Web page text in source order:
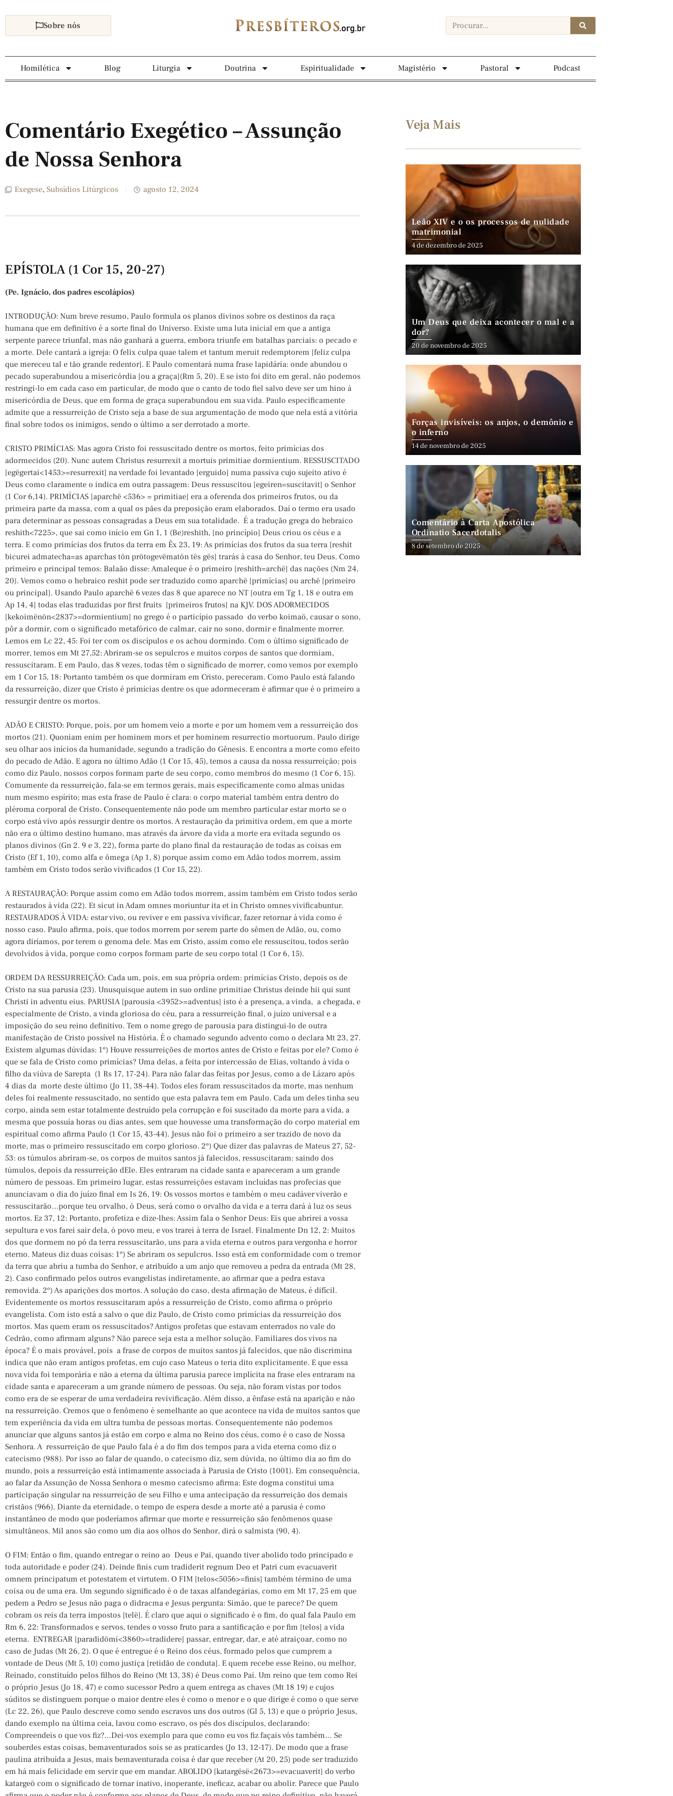
Sobre nós
Homilética Blog Liturgia Doutrina Espiritualidade Magistério Pastoral Podcast
Comentário Exegético – Assunção
de Nossa Senhora
Exegese, Subsídios Litúrgicos agosto 12, 2024
EPÍSTOLA (1 Cor 15, 20-27)
(Pe. Ignácio, dos padres escolápios)
INTRODUÇÃO: Num breve resumo, Paulo formula os planos divinos sobre os destinos da raça
humana que em definitivo é a sorte final do Universo. Existe uma luta inicial em que a antiga
serpente parece triunfal, mas não ganhará a guerra, embora triunfe em batalhas parciais: o pecado e
a morte. Dele cantará a igreja: O felix culpa quae talem et tantum meruit redemptorem [feliz culpa
que mereceu tal e tão grande redentor]. E Paulo comentará numa frase lapidária: onde abundou o
pecado superabundou a misericórdia [ou a graça](Rm 5, 20). E se isto foi dito em geral, não podemos
restringi-lo em cada caso em particular, de modo que o canto de todo fiel salvo deve ser um hino à
misericórdia de Deus, que em forma de graça superabundou em sua vida. Paulo especificamente
admite que a ressurreição de Cristo seja a base de sua argumentação de modo que nela está a vitória
final sobre todos os inimigos, sendo o último a ser derrotado a morte.
CRISTO PRIMÍCIAS: Mas agora Cristo foi ressuscitado dentre os mortos, feito primícias dos
adormecidos (20). Nunc autem Christus resurrexit a mortuis primitiae dormientium. RESSUSCITADO
[egëgertai<1453>=resurrexit] na verdade foi levantado [erguido] numa passiva cujo sujeito ativo é
Deus como claramente o indica em outra passagem: Deus ressuscitou [egeiren=suscitavit] o Senhor
(1 Cor 6,14). PRIMÍCIAS [aparchë <536> = primitiae] era a oferenda dos primeiros frutos, ou da
primeira parte da massa, com a qual os pães da preposição eram elaborados. Daí o termo era usado
para determinar as pessoas consagradas a Deus em sua totalidade. É a tradução grega do hebraico
reshith<7225>, que sai como início em Gn 1, 1 (Be)reshith, [no princípio] Deus criou os céus e a
terra. E como primícias dos frutos da terra em Êx 23, 19: As primícias dos frutos da sua terra [reshit
bicurei admatecha=as aparchas tön prötogevëmatön tës gës] trarás à casa do Senhor, teu Deus. Como
primeiro e principal temos: Balaão disse: Amaleque é o primeiro [reshith=archë] das nações (Nm 24,
20). Vemos como o hebraico reshit pode ser traduzido como aparchë [primícias] ou archë [primeiro
ou principal]. Usando Paulo aparchë 6 vezes das 8 que aparece no NT [outra em Tg 1, 18 e outra em
Ap 14, 4] todas elas traduzidas por first fruits [primeiros frutos] na KJV. DOS ADORMECIDOS
[kekoimënön<2837>=dormientium] no grego é o particípio passado do verbo koimaö, causar o sono,
pôr a dormir, com o significado metafórico de calmar, cair no sono, dormir e finalmente morrer.
Lemos em Lc 22, 45: Foi ter com os discípulos e os achou dormindo. Com o último significado de
morrer, temos em Mt 27,52: Abriram-se os sepulcros e muitos corpos de santos que dormiam,
ressuscitaram. E em Paulo, das 8 vezes, todas têm o significado de morrer, como vemos por exemplo
em 1 Cor 15, 18: Portanto também os que dormiram em Cristo, pereceram. Como Paulo está falando
da ressurreição, dizer que Cristo é primícias dentre os que adormeceram é afirmar que é o primeiro a
ressurgir dentre os mortos.
ADÃO E CRISTO: Porque, pois, por um homem veio a morte e por um homem vem a ressurreição dos
mortos (21). Quoniam enim per hominem mors et per hominem resurrectio mortuorum. Paulo dirige
seu olhar aos inícios da humanidade, segundo a tradição do Gênesis. E encontra a morte como efeito
do pecado de Adão. E agora no último Adão (1 Cor 15, 45), temos a causa da nossa ressurreição; pois
como diz Paulo, nossos corpos formam parte de seu corpo, como membros do mesmo (1 Cor 6, 15).
Comumente da ressurreição, fala-se em termos gerais, mais especificamente como almas unidas
num mesmo espírito; mas esta frase de Paulo é clara: o corpo material também entra dentro do
pléroma corporal de Cristo. Consequentemente não pode um membro particular estar morto se o
corpo está vivo após ressurgir dentre os mortos. A restauração da primitiva ordem, em que a morte
não era o último destino humano, mas através da árvore da vida a morte era evitada segundo os
planos divinos (Gn 2. 9 e 3, 22), forma parte do plano final da restauração de todas as coisas em
Cristo (Ef 1, 10), como alfa e ômega (Ap 1, 8) porque assim como em Adão todos morrem, assim
também em Cristo todos serão vivificados (1 Cor 15, 22).
A RESTAURAÇÃO: Porque assim como em Adão todos morrem, assim também em Cristo todos serão
restaurados à vida (22). Et sicut in Adam omnes moriuntur ita et in Christo omnes vivificabuntur.
RESTAURADOS À VIDA: estar vivo, ou reviver e em passiva vivificar, fazer retornar à vida como é
nosso caso. Paulo afirma, pois, que todos morrem por serem parte do sêmen de Adão, ou, como
agora diríamos, por terem o genoma dele. Mas em Cristo, assim como ele ressuscitou, todos serão
devolvidos à vida, porque como corpos formam parte de seu corpo total (1 Cor 6, 15).
ORDEM DA RESSURREIÇÃO: Cada um, pois, em sua própria ordem: primícias Cristo, depois os de
Cristo na sua parusia (23). Unusquisque autem in suo ordine primitiae Christus deinde hii qui sunt
Christi in adventu eius. PARUSIA [parousia <3952>=adventus] isto é a presença, a vinda, a chegada, e
especialmente de Cristo, a vinda gloriosa do céu, para a ressurreição final, o juízo universal e a
imposição do seu reino definitivo. Tem o nome grego de parousia para distingui-lo de outra
manifestação de Cristo possível na História. É o chamado segundo advento como o declara Mt 23, 27.
Existem algumas dúvidas: 1º) Houve ressurreições de mortos antes de Cristo e feitas por ele? Como é
que se fala de Cristo como primícias? Uma delas, a feita por intercessão de Elias, voltando à vida o
filho da viúva de Sarepta (1 Rs 17, 17-24). Para não falar das feitas por Jesus, como a de Lázaro após
4 dias da morte deste último (Jo 11, 38-44). Todos eles foram ressuscitados da morte, mas nenhum
deles foi realmente ressuscitado, no sentido que esta palavra tem em Paulo. Cada um deles tinha seu
corpo, ainda sem estar totalmente destruído pela corrupção e foi suscitado da morte para a vida, a
mesma que possuía horas ou dias antes, sem que houvesse uma transformação do corpo material em
espiritual como afirma Paulo (1 Cor 15, 43-44). Jesus não foi o primeiro a ser trazido de novo da
morte, mas o primeiro ressuscitado em corpo glorioso. 2º) Que dizer das palavras de Mateus 27, 52-
53: os túmulos abriram-se, os corpos de muitos santos já falecidos, ressuscitaram: saindo dos
túmulos, depois da ressurreição dEle. Eles entraram na cidade santa e apareceram a um grande
número de pessoas. Em primeiro lugar, estas ressurreições estavam incluídas nas profecias que
anunciavam o dia do juízo final em Is 26, 19: Os vossos mortos e também o meu cadáver viverão e
ressuscitarão…porque teu orvalho, ó Deus, será como o orvalho da vida e a terra dará à luz os seus
mortos. Ez 37, 12: Portanto, profetiza e dize-lhes: Assim fala o Senhor Deus: Eis que abrirei a vossa
sepultura e vos farei sair dela, ó povo meu, e vos trarei à terra de Israel. Finalmente Dn 12, 2: Muitos
dos que dormem no pó da terra ressuscitarão, uns para a vida eterna e outros para vergonha e horror
eterno. Mateus diz duas coisas: 1º) Se abriram os sepulcros. Isso está em conformidade com o tremor
da terra que abriu a tumba do Senhor, e atribuído a um anjo que removeu a pedra da entrada (Mt 28,
2). Caso confirmado pelos outros evangelistas indiretamente, ao afirmar que a pedra estava
removida. 2º) As aparições dos mortos. A solução do caso, desta afirmação de Mateus, é difícil.
Evidentemente os mortos ressuscitaram após a ressurreição de Cristo, como afirma o próprio
evangelista. Com isto está a salvo o que diz Paulo, de Cristo como primícias da ressurreição dos
mortos. Mas quem eram os ressuscitados? Antigos profetas que estavam enterrados no vale do
Cedrão, como afirmam alguns? Não parece seja esta a melhor solução. Familiares dos vivos na
época? É o mais provável, pois a frase de corpos de muitos santos já falecidos, que não discrimina
indica que não eram antigos profetas, em cujo caso Mateus o teria dito explicitamente. E que essa
nova vida foi temporária e não a eterna da última parusia parece implícita na frase eles entraram na
cidade santa e apareceram a um grande número de pessoas. Ou seja, não foram vistas por todos
como era de se esperar de uma verdadeira revivificação. Além disso, a ênfase está na aparição e não
na ressurreição. Cremos que o fenômeno é semelhante ao que acontece na vida de muitos santos que
tem experiência da vida em ultra tumba de pessoas mortas. Consequentemente não podemos
anunciar que alguns santos já estão em corpo e alma no Reino dos céus, como é o caso de Nossa
Senhora. A ressurreição de que Paulo fala é a do fim dos tempos para a vida eterna como diz o
catecismo (988). Por isso ao falar de quando, o catecismo diz, sem dúvida, no último dia ao fim do
mundo, pois a ressurreição está intimamente associada à Parusia de Cristo (1001). Em consequência,
ao falar da Assunção de Nossa Senhora o mesmo catecismo afirma: Este dogma constitui uma
participação singular na ressurreição de seu Filho e uma antecipação da ressurreição dos demais
cristãos (966). Diante da eternidade, o tempo de espera desde a morte até a parusia é como
instantâneo de modo que poderíamos afirmar que morte e ressurreição são fenômenos quase
simultâneos. Mil anos são como um dia aos olhos do Senhor, dirá o salmista (90, 4).
O FIM: Então o fim, quando entregar o reino ao Deus e Pai, quando tiver abolido todo principado e
toda autoridade e poder (24). Deinde finis cum tradiderit regnum Deo et Patri cum evacuaverit
omnem principatum et potestatem et virtutem. O FIM [telos<5056>=finis] também término de uma
coisa ou de uma era. Um segundo significado é o de taxas alfandegárias, como em Mt 17, 25 em que
pedem a Pedro se Jesus não paga o didracma e Jesus pergunta: Simão, que te parece? De quem
cobram os reis da terra impostos [telë]. É claro que aqui o significado é o fim, do qual fala Paulo em
Rm 6, 22: Transformados e servos, tendes o vosso fruto para a santificação e por fim [telos] a vida
eterna. ENTREGAR [paradidömi<3860>=tradidere] passar, entregar, dar, e até atraiçoar, como no
caso de Judas (Mt 26, 2). O que é entregue é o Reino dos céus, formado pelos que cumprem a
vontade de Deus (Mt 5, 10) como justiça [retidão de conduta]. E quem recebe esse Reino, ou melhor,
Reinado, constituído pelos filhos do Reino (Mt 13, 38) é Deus como Pai. Um reino que tem como Rei
o próprio Jesus (Jo 18, 47) e como sucessor Pedro a quem entrega as chaves (Mt 18 19) e cujos
súditos se distinguem porque o maior dentre eles é como o menor e o que dirige é como o que serve
(Lc 22, 26), que Paulo descreve como sendo escravos uns dos outros (Gl 5, 13) e que o próprio Jesus,
dando exemplo na última ceia, lavou como escravo, os pés dos discípulos, declarando:
Compreendeis o que vos fiz?…Dei-vos exemplo para que como eu vos fiz façais vós também… Se
souberdes estas coisas, bemaventurados sois se as praticardes (Jo 13, 12-17). De modo que a frase
paulina atribuída a Jesus, mais bemaventurada coisa é dar que receber (At 20, 25) pode ser traduzido
em há mais felicidade em servir que em mandar. ABOLIDO [katargësë<2673>=evacuaverit] do verbo
katargeö com o significado de tornar inativo, inoperante, ineficaz, acabar ou abolir. Parece que Paulo
Veja Mais
Leão XIV e o os processos de nulidade
matrimonial
4 de dezembro de 2025
Um Deus que deixa acontecer o mal e a
dor?
20 de novembro de 2025
Forças invisíveis: os anjos, o demônio e
o inferno
14 de novembro de 2025
Comentário à Carta Apostólica
Ordinatio Sacerdotalis
8 de setembro de 2025